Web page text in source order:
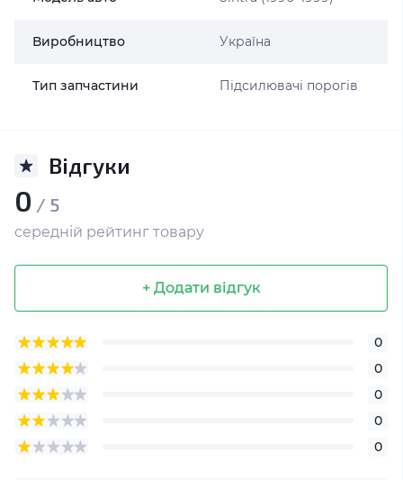
Виробництво Україна
Тип запчастини Підсилювачі порогів
Відгуки
0 / 5
середній рейтинг товару
+ Додати відгук
0
0
0
0
0